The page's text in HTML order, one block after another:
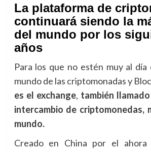
La plataforma de
continuará siendo la
del mundo por los
años
Para los que no estén muy al
mundo de las criptomonadas y
es el exchange, también
intercambio de criptomonedas,
mundo.
Creado en China por el ahora